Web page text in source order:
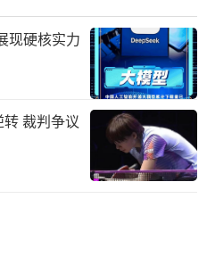
层温度连续5天稳定达
定最佳播种时机。同
气吹式播种机，依靠精
下种工艺，实现玉米精
有序推进，全省水稻生
硬核实力
裁判争议